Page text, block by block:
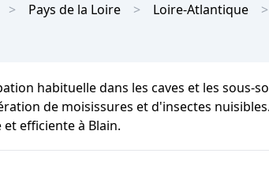
Pays de la Loire Loire-Atlantique
habituelle dans les caves et les
de moisissures et d'insectes
efficiente à Blain.